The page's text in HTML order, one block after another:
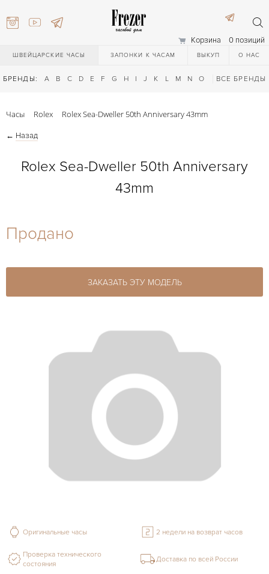
Корзина 0 позиций
ШВЕЙЦАРСКИЕ ЧАСЫ ЗАПОНКИ К ЧАСАМ ВЫКУП О НАС
БРЕНДЫ: A B C D E F G H I J K L M N O Q R S T
ВСЕ БРЕНДЫ
27-44
Часы Rolex Rolex Sea-Dweller 50th Anniversary 43mm
← Назад
Rolex Sea-Dweller 50th Anniversary
43mm
Продано
ЗАКАЗАТЬ ЭТУ МОДЕЛЬ
Оригинальные часы 2 недели на возврат часов
Проверка технического
состояния
Доставка по всей России